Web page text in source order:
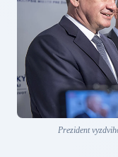
Prezident